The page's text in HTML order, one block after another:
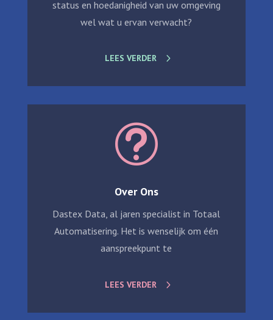
status en hoedanigheid van uw omgeving
wel wat u ervan verwacht?
LEES VERDER
t
Over Ons
Dastex Data, al jaren specialist in Totaal
Automatisering. Het is wenselijk om één
aanspreekpunt te
LEES VERDER